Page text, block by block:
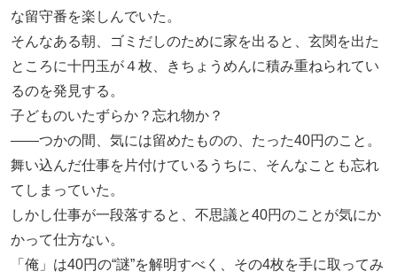
な留守番を楽しんでいた。
そんなある朝、ゴミだしのために家を出ると、玄関を出た
ところに十円玉が４枚、きちょうめんに積み重ねられてい
るのを発見する。
子どものいたずらか？忘れ物か？
――つかの間、気には留めたものの、たった40円のこと。
舞い込んだ仕事を片付けているうちに、そんなことも忘れ
てしまっていた。
しかし仕事が一段落すると、不思議と40円のことが気にか
かって仕方ない。
「俺」は40円の“謎”を解明すべく、その4枚を手に取ってみ